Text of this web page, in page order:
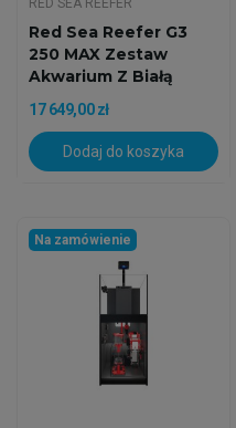
RED SEA REEFER
Red Sea Reefer G3
250 MAX Zestaw
Akwarium Z Białą
Szafką
17 649,00 zł
Dodaj do koszyka
Na zamówienie